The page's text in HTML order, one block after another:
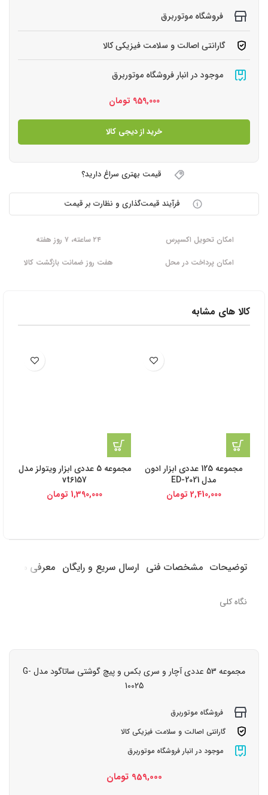
فروشگاه موتوربرق
گارانتی اصالت و سلامت فیزیکی کالا
موجود در انبار فروشگاه موتوربرق
959,000 تومان
خرید از دیجی کالا
قیمت بهتری سراغ دارید؟
فرآیند قیمت‌گذاری و نظارت بر قیمت
امکان تحویل اکسپرس
۲۴ ساعته، ۷ روز هفته
امکان پرداخت در محل
هفت روز ضمانت بازگشت کالا
کالا های مشابه
مجموعه 125 عددی ابزار ادون
مدل ED-2021
2,410,000 تومان
مجموعه 5 عددی ابزار ویتولز مدل
vt6157
1,390,000 تومان
توضیحات مشخصات فنی ارسال سریع و رایگان معرفی
نگاه کلی
مجموعه 53 عددی آچار و سری بکس و پیچ گوشتی ساتاگود مدل G-
10025
فروشگاه موتوربرق
گارانتی اصالت و سلامت فیزیکی کالا
موجود در انبار فروشگاه موتوربرق
959,000 تومان